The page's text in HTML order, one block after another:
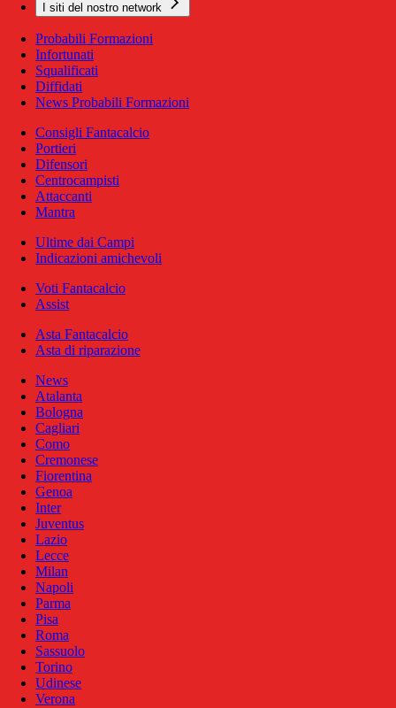
I siti del nostro network
Probabili Formazioni
Infortunati
Squalificati
Diffidati
News Probabili Formazioni
Consigli Fantacalcio
Portieri
Difensori
Centrocampisti
Attaccanti
Mantra
Ultime dai Campi
Indicazioni amichevoli
Voti Fantacalcio
Assist
Asta Fantacalcio
Asta di riparazione
News
Atalanta
Bologna
Cagliari
Como
Cremonese
Fiorentina
Genoa
Inter
Juventus
Lazio
Lecce
Milan
Napoli
Parma
Pisa
Roma
Sassuolo
Torino
Udinese
Verona